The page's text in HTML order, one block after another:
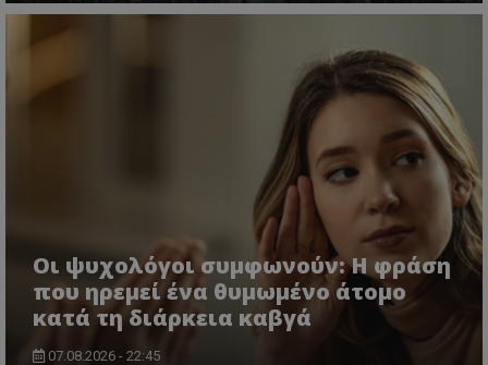
Οι ψυχολόγοι συμφωνούν: Η φράση
που ηρεμεί ένα θυμωμένο άτομο
κατά τη διάρκεια καβγά
07.08.2026 - 22:45